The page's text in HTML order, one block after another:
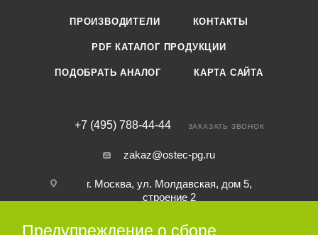
ПРОИЗВОДИТЕЛИ КОНТАКТЫ
PDF КАТАЛОГ ПРОДУКЦИИ
ПОДОБРАТЬ АНАЛОГ КАРТА САЙТА
+7 (495) 788-44-44 ЗАКАЗАТЬ ЗВОНОК
zakaz@ostec-pg.ru
г. Москва, ул. Молдавская, дом 5,
строение 2
Предупреждение о сборе